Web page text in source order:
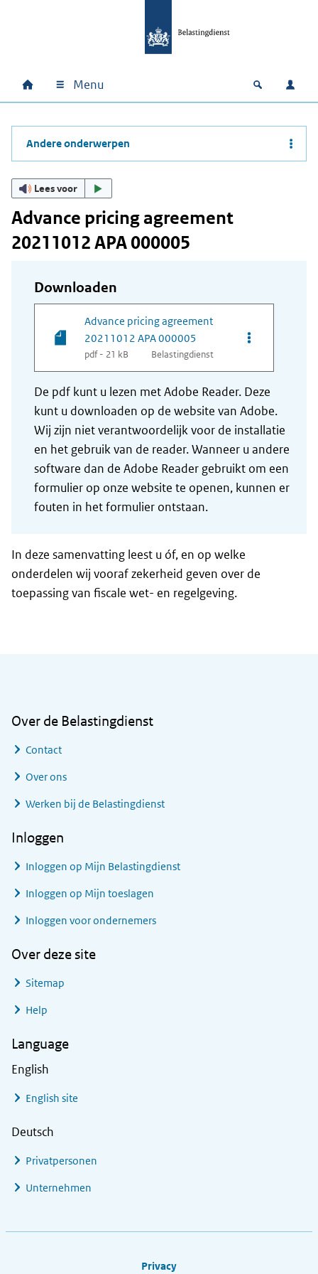
Hoofdnavigatie
Home Menu Open
Andere onderwerpen
Lees voor
Advance pricing agreement
20211012 APA 000005
Downloaden
Advance pricing agreement
20211012 APA 000005
pdf - 21 kB Belastingdienst
Opties van
De pdf kunt u lezen met Adobe Reader. Deze
kunt u downloaden op de website van Adobe.
Wij zijn niet verantwoordelijk voor de installatie
en het gebruik van de reader. Wanneer u andere
software dan de Adobe Reader gebruikt om een
formulier op onze website te openen, kunnen er
fouten in het formulier ontstaan.
In deze samenvatting leest u óf, en op welke
onderdelen wij vooraf zekerheid geven over de
toepassing van fiscale wet- en regelgeving.
Over de Belastingdienst
Contact
Over ons
Werken bij de Belastingdienst
Inloggen
Inloggen op Mijn Belastingdienst
Inloggen op Mijn toeslagen
Inloggen voor ondernemers
Over deze site
Sitemap
Help
Language
English
English site
Deutsch
Privatpersonen
Unternehmen
Privacy